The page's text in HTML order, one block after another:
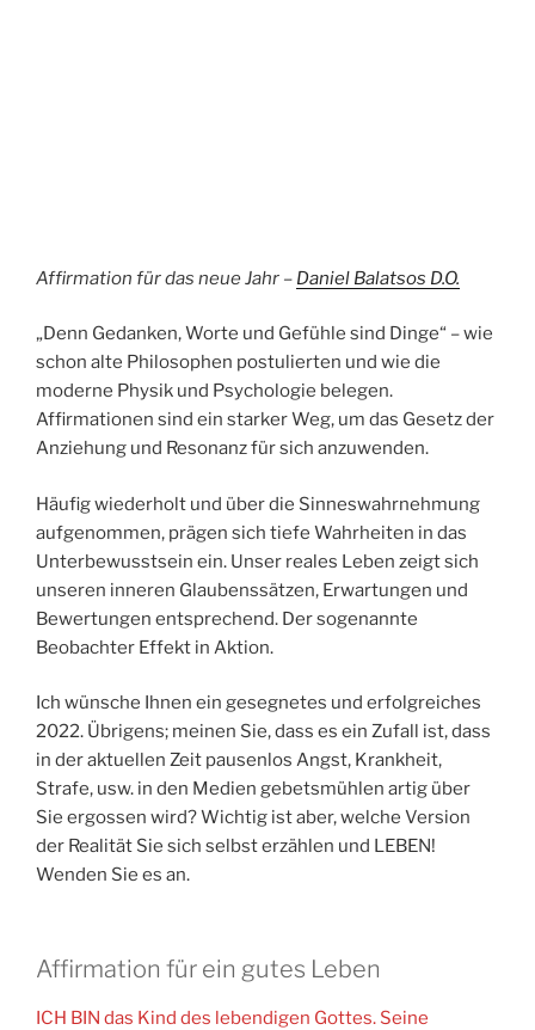
Affirmation für das neue Jahr – Daniel Balatsos D.O.
„Denn Gedanken, Worte und Gefühle sind Dinge“ – wie
schon alte Philosophen postulierten und wie die
moderne Physik und Psychologie belegen.
Affirmationen sind ein starker Weg, um das Gesetz der
Anziehung und Resonanz für sich anzuwenden.
Häufig wiederholt und über die Sinneswahrnehmung
aufgenommen, prägen sich tiefe Wahrheiten in das
Unterbewusstsein ein. Unser reales Leben zeigt sich
unseren inneren Glaubenssätzen, Erwartungen und
Bewertungen entsprechend. Der sogenannte
Beobachter Effekt in Aktion.
Ich wünsche Ihnen ein gesegnetes und erfolgreiches
2022. Übrigens; meinen Sie, dass es ein Zufall ist, dass
in der aktuellen Zeit pausenlos Angst, Krankheit,
Strafe, usw. in den Medien gebetsmühlen artig über
Sie ergossen wird? Wichtig ist aber, welche Version
der Realität Sie sich selbst erzählen und LEBEN!
Wenden Sie es an.
Affirmation für ein gutes Leben
ICH BIN das Kind des lebendigen Gottes. Seine